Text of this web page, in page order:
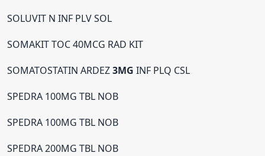
SOLUVIT N INF PLV SOL
SOMAKIT TOC 40MCG RAD KIT
SOMATOSTATIN ARDEZ3MG INF PLQ CSL
SPEDRA 100MG TBL NOB
SPEDRA 100MG TBL NOB
SPEDRA 200MG TBL NOB